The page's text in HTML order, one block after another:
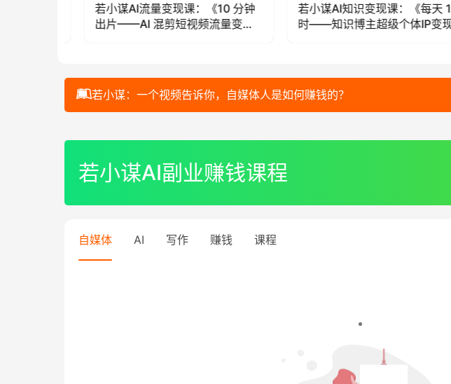
若小谋AI知识变现课：《每天 1 小
时——知识博主超级个体IP变现》
若小谋AI故事变现课：《7 步写作
法——AI 短篇故事写作变现》
若小谋：一个视频告诉你，自媒体人是如何赚钱的？
若小谋AI副业赚钱课程
自媒体 AI 写作 赚钱 课程